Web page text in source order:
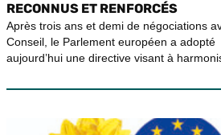
RECONNUS ET RENFORCÉS
Après trois ans et demi de négociations
Conseil, le Parlement européen a adopté
aujourd’hui une directive visant à